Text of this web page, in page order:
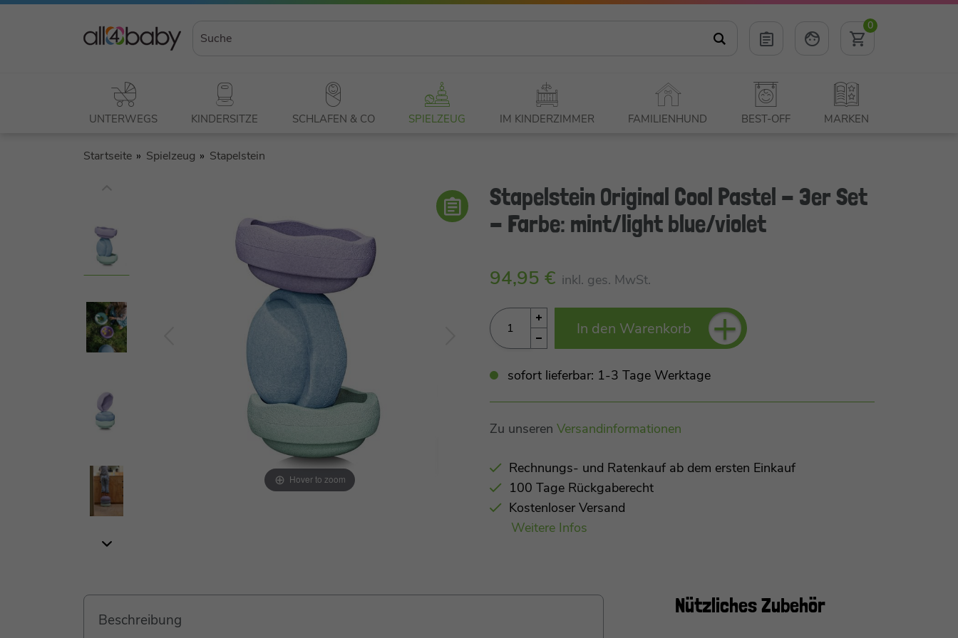
0
UNTERWEGS KINDERSITZE SCHLAFEN & CO SPIELZEUG IM KINDERZIMMER FAMILIENHUND BEST-OFF MARKEN
Startseite Spielzeug Stapelstein
Stapelstein Original Cool Pastel - 3er Set
- Farbe: mint/light blue/violet
Hover to zoom
94,95 € inkl. ges. MwSt.
In den Warenkorb +
sofort lieferbar: 1-3 Tage Werktage
Zu unseren Versandinformationen
Rechnungs- und Ratenkauf ab dem ersten Einkauf
100 Tage Rückgaberecht
Kostenloser Versand
Weitere Infos
Beschreibung
NützlichesZubehör